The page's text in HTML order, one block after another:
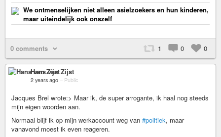
We ontmenselijken niet alleen asielzoekers en hun kinderen,
maar uiteindelijk ook onszelf
0 comments 1 0 0
Hans van Zijst
2 years ago – Public
Jacques Brel wrote:> Maar ik, de super arrogante, ik haal nog steeds
mijn eigen woorden aan.
Normaal blijf ik op mijn werkaccount weg van #politiek, maar
vanavond moest ik even reageren.